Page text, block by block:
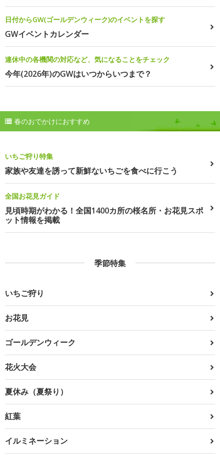
日付からGW(ゴールデンウィーク)のイベントを探す
GWイベントカレンダー
連休中の各機関の対応など、気になることをチェック
今年(2026年)のGWはいつからいつまで？
春のおでかけにおすすめ
いちご狩り特集
家族や友達を誘って新鮮ないちごを食べに行こう
全国お花見ガイド
見頃時期がわかる！全国1400カ所の桜名所・お花見スポ
ット情報を掲載
季節特集
いちご狩り
お花見
ゴールデンウィーク
花火大会
夏休み（夏祭り）
紅葉
イルミネーション